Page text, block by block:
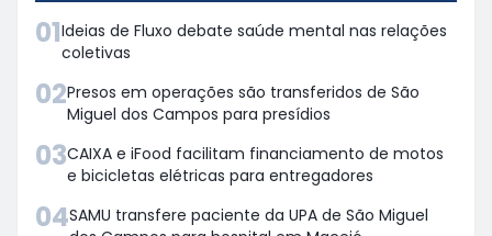
01Ideias de Fluxo debate saúde mental nas relações
coletivas
02Presos em operações são transferidos de São
Miguel dos Campos para presídios
03CAIXA e iFood facilitam financiamento de motos
e bicicletas elétricas para entregadores
04SAMU transfere paciente da UPA de São Miguel